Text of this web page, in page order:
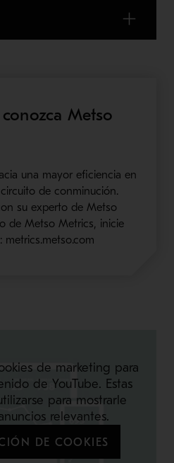
Metso
una mayor eficiencia en
de conminución.
su experto de Metso
de Metso Metrics, inicie
metrics.metso.com
de marketing para
de YouTube. Estas
para mostrarle
relevantes.
DE COOKIES